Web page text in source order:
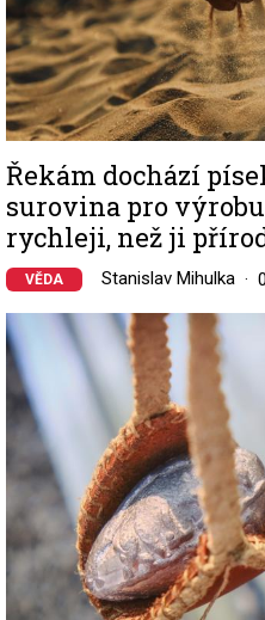
Řekám dochází
surovina pro
rychleji, než ji
VĚDA Stanislav Mihulka
Image